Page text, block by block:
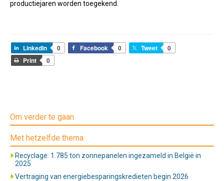
productiejaren worden toegekend.
LinkedIn 0 Facebook 0 Tweet
0
Print
0
Om verder te gaan
Met hetzelfde thema
Recyclage: 1.785 ton zonnepanelen ingezameld in België in
2025
Vertraging van energiebesparingskredieten begin 2026